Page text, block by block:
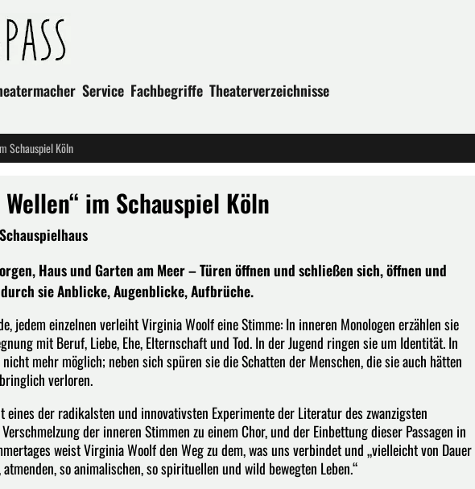
Service Fachbegriffe Theaterverzeichnisse
Schauspiel Köln
im Schauspiel Köln
Haus und Garten am Meer – Türen öffnen und schließen sich, öffnen und
sie Anblicke, Augenblicke, Aufbrüche.
jedem einzelnen verleiht Virginia Woolf eine Stimme: In inneren Monologen erzählen sie
mit Beruf, Liebe, Ehe, Elternschaft und Tod. In der Jugend ringen sie um Identität. In
mehr möglich; neben sich spüren sie die Schatten der Menschen, die sie auch hätten
verloren.
eines der radikalsten und innovativsten Experimente der Literatur des zwanzigsten
der inneren Stimmen zu einem Chor, und der Einbettung dieser Passagen in
weist Virginia Woolf den Weg zu dem, was uns verbindet und „vielleicht von Dauer
so animalischen, so spirituellen und wild bewegten Leben.“